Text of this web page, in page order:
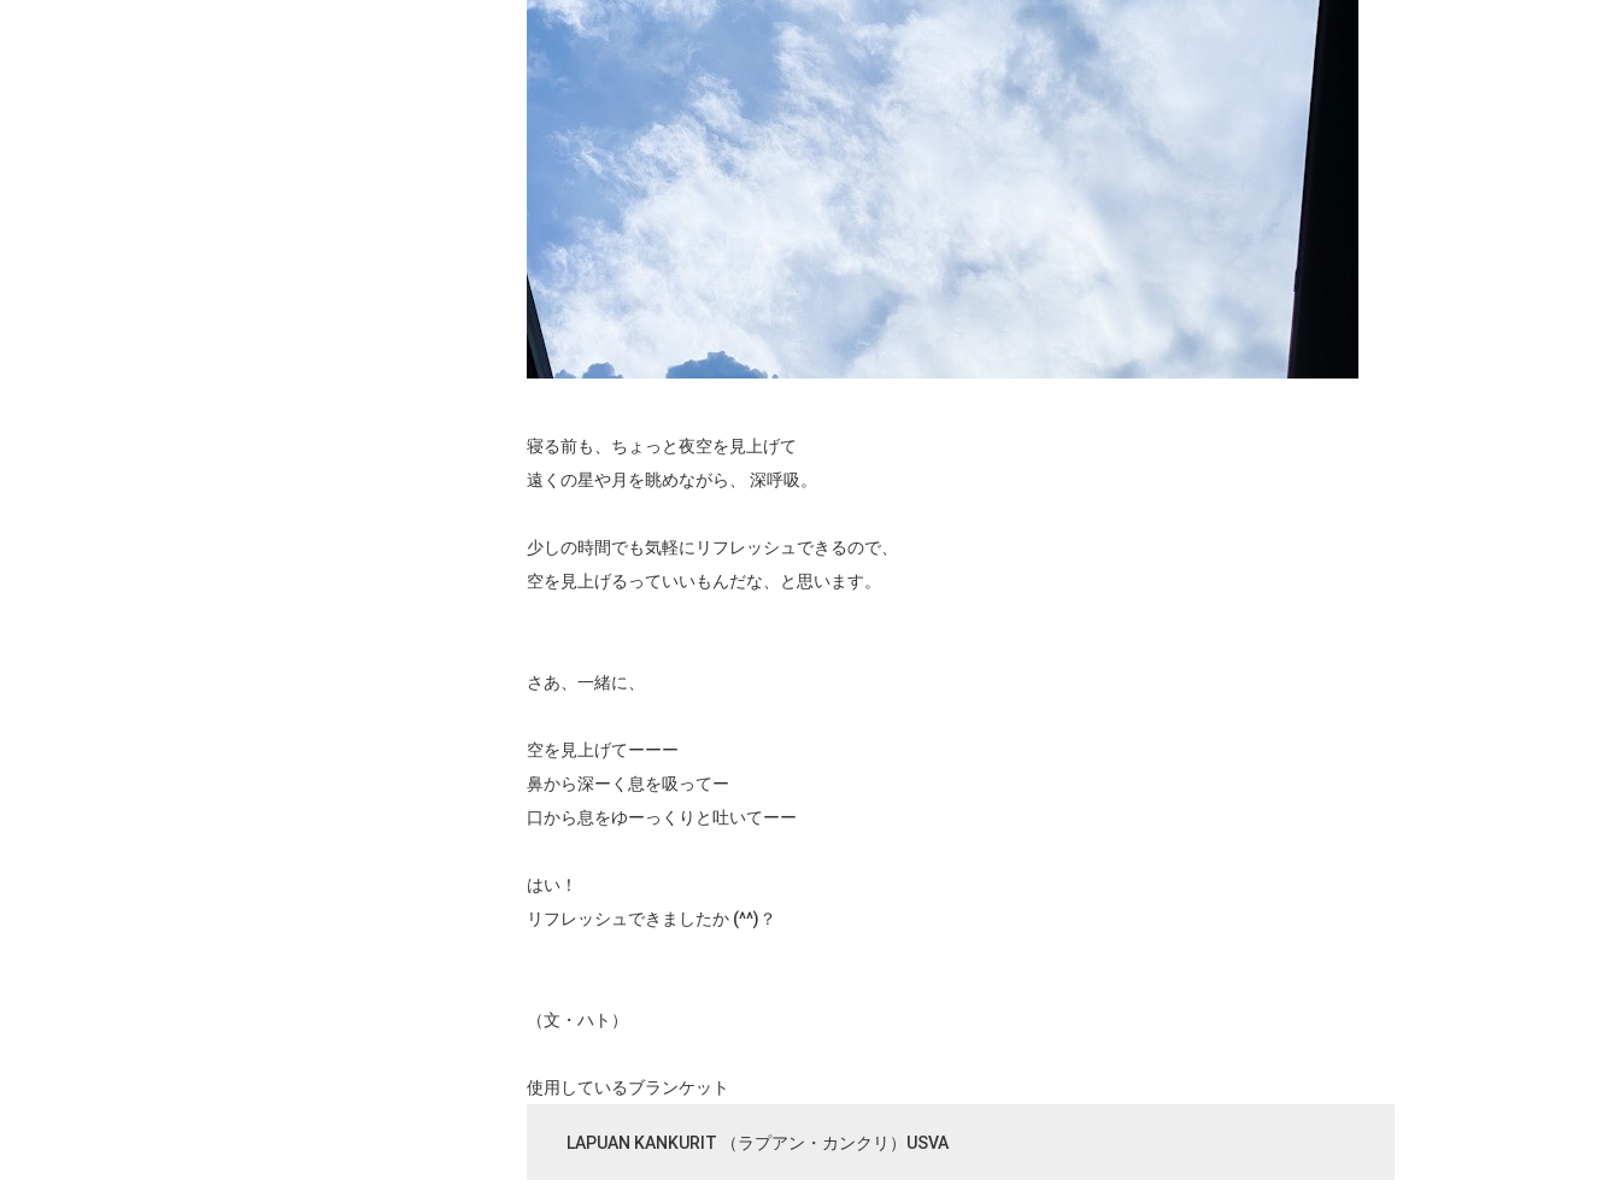
寝る前も、ちょっと夜空を見上げて
遠くの星や月を眺めながら、 深呼吸。
少しの時間でも気軽にリフレッシュできるので、
空を見上げるっていいもんだな、と思います。
さあ、一緒に、
空を見上げてーーー
鼻から深ーく息を吸ってー
口から息をゆーっくりと吐いてーー
はい！
リフレッシュできましたか (^^)？
（文・ハト）
使用しているブランケット
LAPUAN KANKURIT （ラプアン・カンクリ）USVA